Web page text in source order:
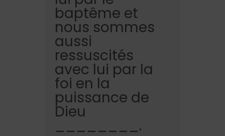
baptême et
nous sommes
aussi
ressuscités
avec lui par la
foi en la
puissance de
Dieu
________.